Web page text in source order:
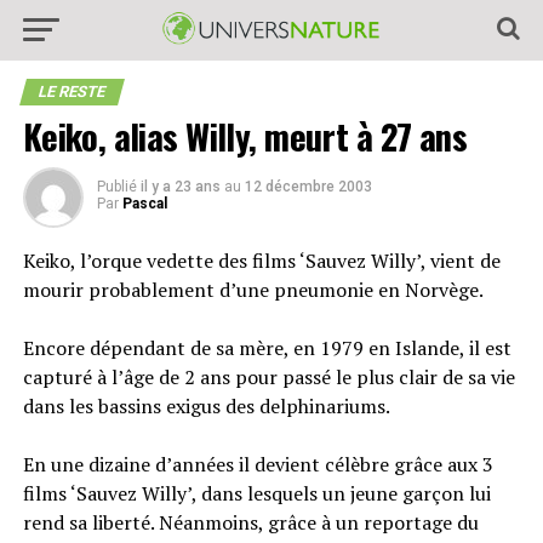
LE RESTE
Keiko, alias Willy, meurt à 27 ans
Publié il y a 23 ans au 12 décembre 2003
Par Pascal
Keiko, l’orque vedette des films ‘Sauvez Willy’, vient de
mourir probablement d’une pneumonie en Norvège.
Encore dépendant de sa mère, en 1979 en Islande, il est
capturé à l’âge de 2 ans pour passé le plus clair de sa vie
dans les bassins exigus des delphinariums.
En une dizaine d’années il devient célèbre grâce aux 3
films ‘Sauvez Willy’, dans lesquels un jeune garçon lui
rend sa liberté. Néanmoins, grâce à un reportage du